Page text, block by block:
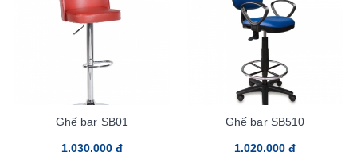
Ghế bar SB01
1.030.000 đ
Ghế bar SB510
1.020.000 đ